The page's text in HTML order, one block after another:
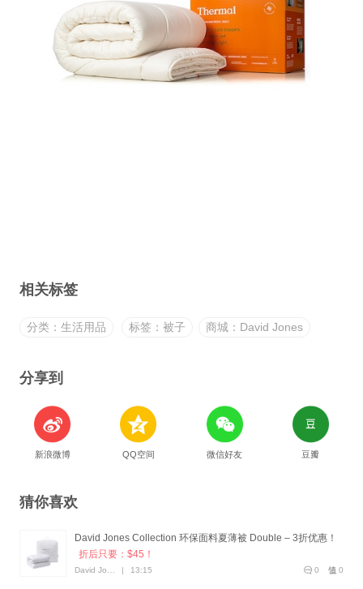
相关标签
分类：生活用品 标签：被子 商城：David Jones
分享到
新浪微博 QQ空间 微信好友 豆瓣
猜你喜欢
David Jones Collection 环保面料夏薄被 Double – 3折优惠！
折后只要：$45！
0
0
David Jones | 13:15